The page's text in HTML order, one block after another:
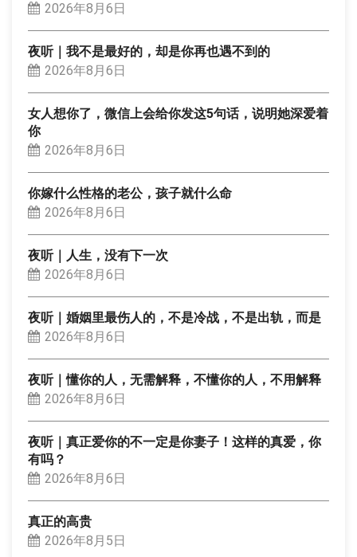
2026年8月6日
夜听｜我不是最好的，却是你再也遇不到的
2026年8月6日
女人想你了，微信上会给你发这5句话，说明她深爱着
你
2026年8月6日
你嫁什么性格的老公，孩子就什么命
2026年8月6日
夜听｜人生，没有下一次
2026年8月6日
夜听｜婚姻里最伤人的，不是冷战，不是出轨，而是
2026年8月6日
夜听｜懂你的人，无需解释，不懂你的人，不用解释
2026年8月6日
夜听｜真正爱你的不一定是你妻子！这样的真爱，你
有吗？
2026年8月6日
真正的高贵
2026年8月5日